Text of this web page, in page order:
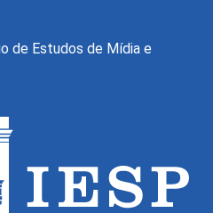
de Estudos de Mídia e